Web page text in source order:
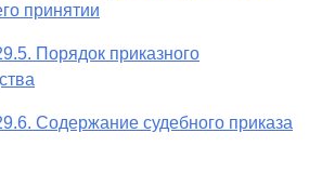
принятии
Порядок приказного
Содержание судебного приказа